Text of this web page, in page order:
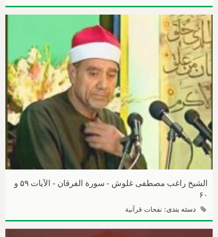
الشیخ راغب مصطفی غلوش - سورة الفرقان - الآیات ۵۹ و
۶۰
دسته بندی: نفحات قرآنیة